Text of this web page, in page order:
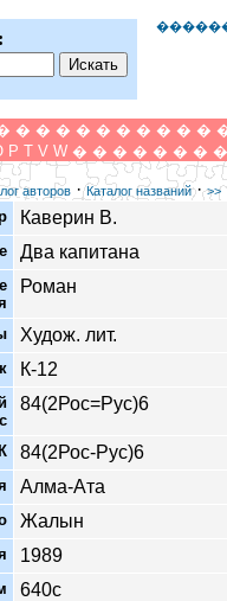
� � � � � � � � � �
P T V W � � � � � � � �
авторов ·Каталог названий·>>
Каверин В.
Два капитана
Роман
Худож. лит.
К-12
84(2Рос=Рус)6
84(2Рос-Рус)6
Алма-Ата
Жалын
1989
640с